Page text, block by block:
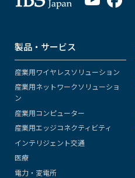
製品・サービス
産業用ワイヤレスソリューション
産業用ネットワークソリューショ
ン
産業用コンピューター
産業用エッジコネクティビティ
インテリジェント交通
医療
電力・変電所